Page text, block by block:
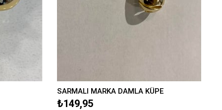
SARMALI MARKA DAMLA KÜPE
₺149,95